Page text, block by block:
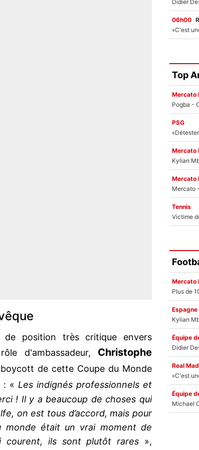
de position très critique envers
d'ambassadeur, Christophe
de cette Coupe du Monde
: « Les indignés professionnels et
! Il y a beaucoup de choses qui
on est tous d’accord, mais pour
était un vrai moment de
courent, ils sont plutôt rares »,
06h00
Top
Mercato
Pogba -
PSG
Mercato
Kylian
Mercato
Tennis
Mercato
Espagne
Équipe
Real
Équipe